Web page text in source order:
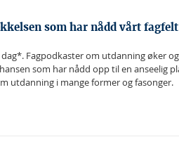
som har nådd vårt
Fagpodkaster om utdanning øker
som har nådd opp til en anseelig
utdanning i mange former og fasonger.